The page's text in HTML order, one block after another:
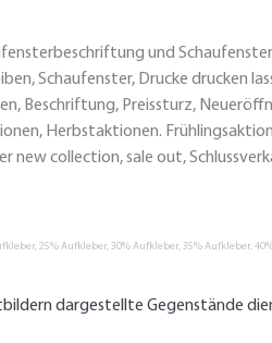
und
Schaufenster, Drucke drucken
Beschriftung, Preissturz,
Herbstaktionen.
new collection, sale out,
25% Aufkleber, 30% Aufkleber, 35% Aufkleber,
dargestellte Gegenstände